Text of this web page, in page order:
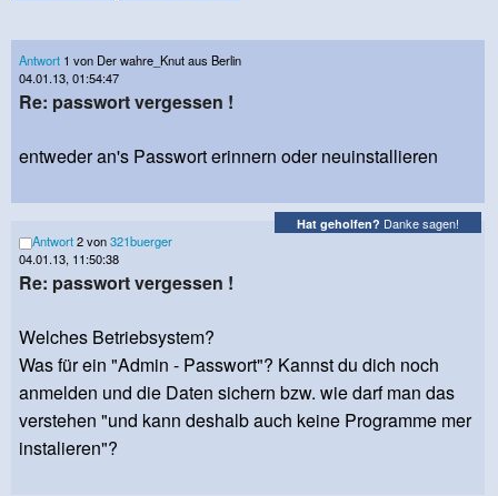
Antwort 1 von Der wahre_Knut aus Berlin
04.01.13, 01:54:47
Re: passwort vergessen !
entweder an's Passwort erinnern oder neuinstallieren
Hat geholfen? Danke sagen!
Antwort2 von321buerger
04.01.13, 11:50:38
Re: passwort vergessen !
Welches Betriebsystem?
Was für ein "Admin - Passwort"? Kannst du dich noch
anmelden und die Daten sichern bzw. wie darf man das
verstehen "und kann deshalb auch keine Programme mer
instalieren"?